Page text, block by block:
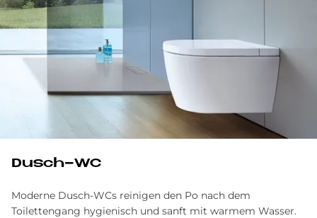
Dusch-WC
Moderne Dusch-WCs reinigen den Po nach dem
Toilettengang hygienisch und sanft mit warmem Wasser.